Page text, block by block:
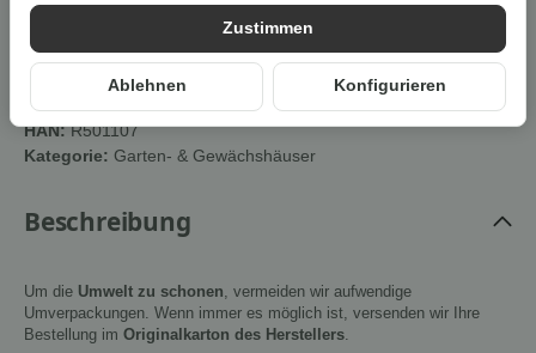
Artikelnummer:
4251415765527Z1
HAN:R501107
Kategorie: Garten- & Gewächshäuser
Beschreibung
Um die Umwelt zu schonen , vermeiden wir aufwendige
Umverpackungen. Wenn immer es möglich ist, versenden wir Ihre
Bestellung im Originalkarton des Herstellers
Zustimmen
Ablehnen Konfigurieren